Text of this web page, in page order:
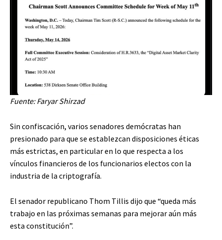
Fuente:Faryar Shirzad
Sin confiscación, varios senadores demócratas han
presionado para que se establezcan disposiciones éticas
más estrictas, en particular en lo que respecta a los
vínculos financieros de los funcionarios electos con la
industria de la criptografía.
El senador republicano Thom Tillis dijo que “queda más
trabajo en las próximas semanas para mejorar aún más
esta constitución”.